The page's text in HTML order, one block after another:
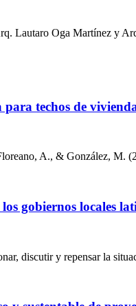
Lautaro Oga Martínez y
techos de
A., & González, M.
gobiernos locales
discutir y repensar la